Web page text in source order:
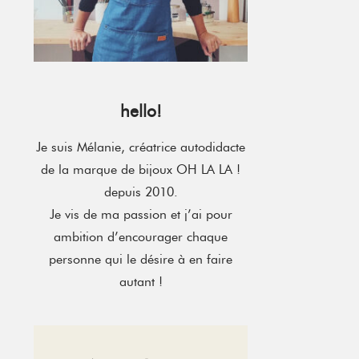
hello!
Je suis Mélanie, créatrice autodidacte
de la marque de bijoux OH LA LA !
depuis 2010.
Je vis de ma passion et j’ai pour
ambition d’encourager chaque
personne qui le désire à en faire
autant !